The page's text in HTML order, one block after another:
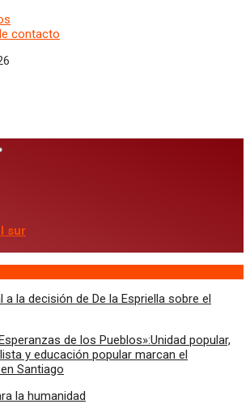
contacto
sur
la decisión de De la Espriella sobre el
de los Pueblos»:Unidad popular,
y educación popular marcan el
Santiago
la humanidad